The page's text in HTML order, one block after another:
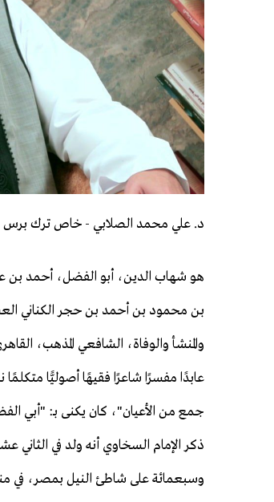
د. علي محمد الصلابي - خاص ترك برس
هو شهاب الدين، أبو الفضل، أحمد
بن محمود بن أحمد بن حجر الكناني
والمنشأ والوفاة، الشافعي المذهب،
عابدًا مفسرًا شاعرًا فقيهًا أصوليًّا
جمع من الأعيان"، كان يكنى بـ: "أبي
ذكر الإمام السخاوي أنه ولد في
وسبعمائة على شاطئ النيل بمصر، في